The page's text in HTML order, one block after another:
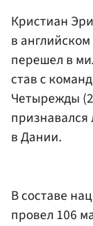
Кристиан
в английском
перешел в
став с
Четырежды
в Дании.
В составе
провел 106